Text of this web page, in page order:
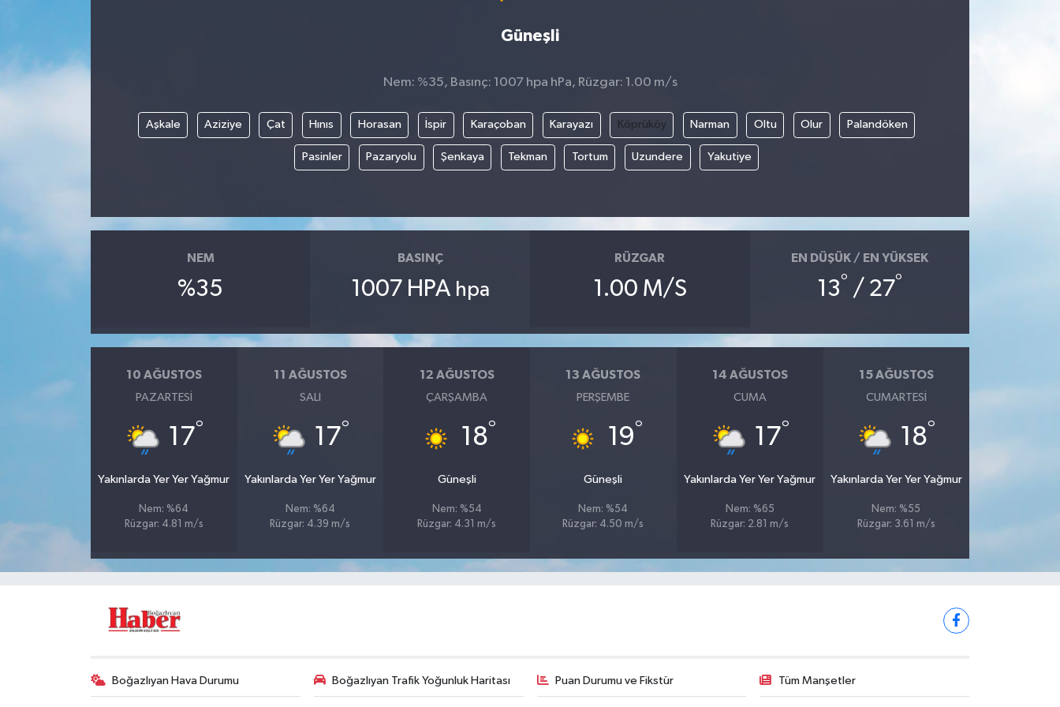
Güneşli
Nem: %35, Basınç: 1007 hpa hPa, Rüzgar: 1.00 m/s
Aşkale Aziziye Çat Hınıs Horasan İspir Karaçoban Karayazı Köprüköy Narman Oltu Olur Palandöken
Pasinler Pazaryolu Şenkaya Tekman Tortum Uzundere Yakutiye
NEM
%35
BASINÇ
1007 HPA hpa
RÜZGAR
1.00 M/S
EN DÜŞÜK / EN YÜKSEK
13° / 27°
10 AĞUSTOS
PAZARTESI
17°
Yakınlarda Yer Yer Yağmur
Nem: %64
Rüzgar: 4.81 m/s
11 AĞUSTOS
SALI
17°
Yakınlarda Yer Yer Yağmur
Nem: %64
Rüzgar: 4.39 m/s
12 AĞUSTOS
ÇARŞAMBA
18°
Güneşli
Nem: %54
Rüzgar: 4.31 m/s
13 AĞUSTOS
PERŞEMBE
19°
Güneşli
Nem: %54
Rüzgar: 4.50 m/s
14 AĞUSTOS
CUMA
17°
Yakınlarda Yer Yer Yağmur
Nem: %65
Rüzgar: 2.81 m/s
15 AĞUSTOS
CUMARTESI
18°
Yakınlarda Yer Yer Yağmur
Nem: %55
Rüzgar: 3.61 m/s
Boğazlıyan Hava Durumu Boğazlıyan Trafik Yoğunluk Haritası Puan Durumu ve Fikstür Tüm Manşetler